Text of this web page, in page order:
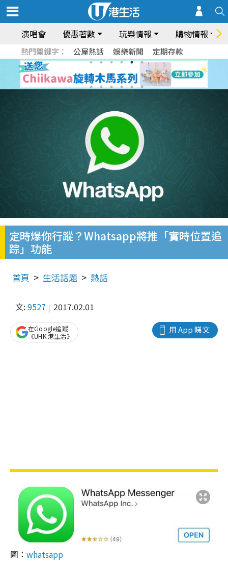
演唱會 優惠著數 玩樂情報 購物情報
熱門關鍵字： 公屋熱話 娛樂新聞 定期存款
定時爆你行蹤？Whatsapp將推「實時位置追
踪」功能
首頁 生活話題 熱話
文: 9527 2017.02.01
用 App 睇文
在Google追蹤
《UHK 港生活》
圖： whatsapp